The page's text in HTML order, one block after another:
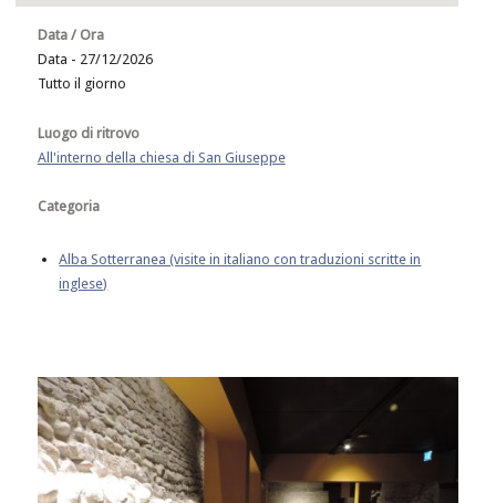
Data / Ora
Data - 27/12/2026
Tutto il giorno
Luogo di ritrovo
All'interno della chiesa di San Giuseppe
Categoria
Alba Sotterranea (visite in italiano con traduzioni scritte in
inglese)